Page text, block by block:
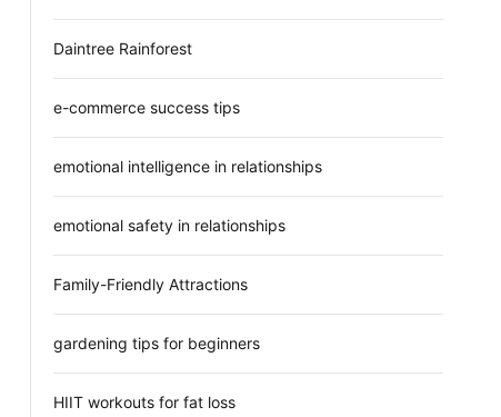
Daintree Rainforest
e-commerce success tips
emotional intelligence in relationships
emotional safety in relationships
Family-Friendly Attractions
gardening tips for beginners
HIIT workouts for fat loss